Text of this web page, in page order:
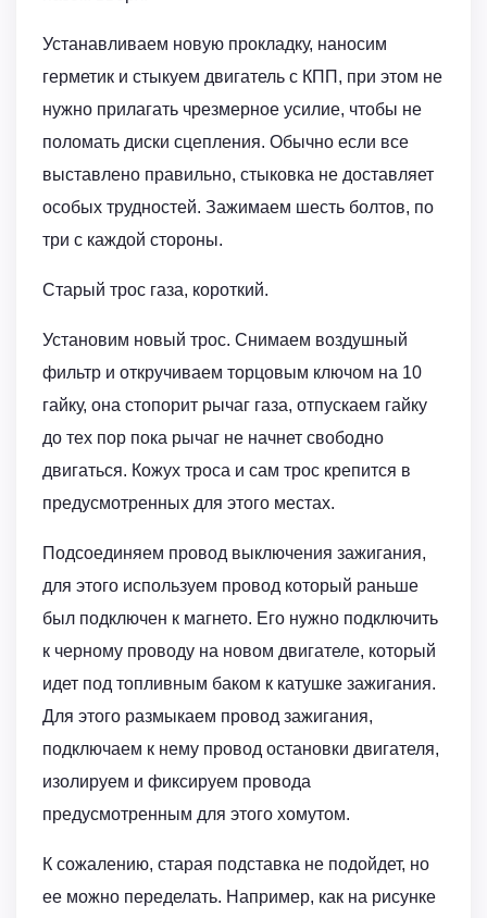
Устанавливаем новую прокладку, наносим
герметик и стыкуем двигатель с КПП, при этом не
нужно прилагать чрезмерное усилие, чтобы не
поломать диски сцепления. Обычно если все
выставлено правильно, стыковка не доставляет
особых трудностей. Зажимаем шесть болтов, по
три с каждой стороны.
Старый трос газа, короткий.
Установим новый трос. Снимаем воздушный
фильтр и откручиваем торцовым ключом на 10
гайку, она стопорит рычаг газа, отпускаем гайку
до тех пор пока рычаг не начнет свободно
двигаться. Кожух троса и сам трос крепится в
предусмотренных для этого местах.
Подсоединяем провод выключения зажигания,
для этого используем провод который раньше
был подключен к магнето. Его нужно подключить
к черному проводу на новом двигателе, который
идет под топливным баком к катушке зажигания.
Для этого размыкаем провод зажигания,
подключаем к нему провод остановки двигателя,
изолируем и фиксируем провода
предусмотренным для этого хомутом.
К сожалению, старая подставка не подойдет, но
ее можно переделать. Например, как на рисунке